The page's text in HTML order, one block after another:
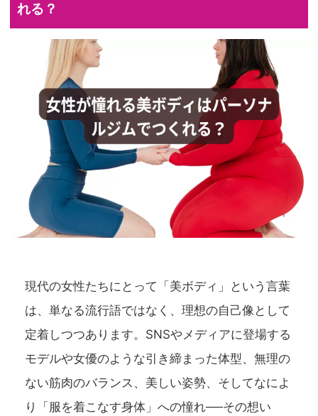
れる？
現代の女性たちにとって「美ボディ」という言葉
は、単なる流行語ではなく、理想の自己像として
定着しつつあります。SNSやメディアに登場する
モデルや女優のような引き締まった体型、無理の
ない筋肉のバランス、美しい姿勢、そしてなによ
り「服を着こなす身体」への憧れ──その想い